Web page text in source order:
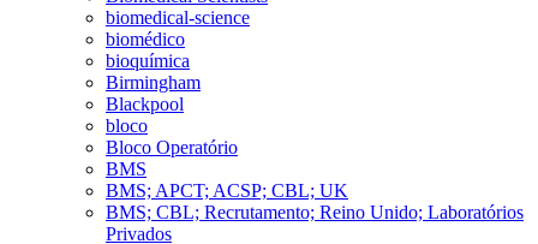
biomedical-science
biomédico
bioquímica
Birmingham
Blackpool
bloco
Bloco Operatório
BMS
BMS; APCT; ACSP; CBL; UK
BMS; CBL; Recrutamento; Reino Unido; Laboratórios
Privados